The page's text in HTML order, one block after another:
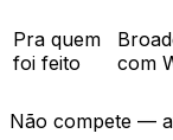
Pra quem
foi feito
com
Não compete —